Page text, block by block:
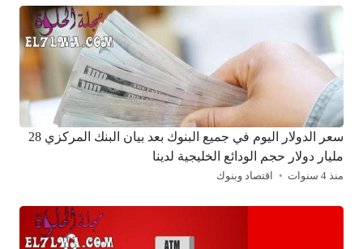
سعر الدولار اليوم في جميع البنوك بعد بيان البنك المركزي 28
مليار دولار حجم الودائع الخليجية لدينا
منذ 4 سنوات اقتصاد وبنوك